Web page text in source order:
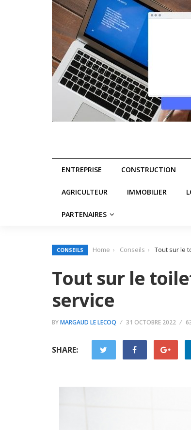
ENTREPRISE CONSTRUCTION
AGRICULTEUR IMMOBILIER
PARTENAIRES
CONSEILS Home Conseils Tout sur le
Tout sur le
service
BYMARGAUD LE LECOQ 31 OCTOBRE 2022
SHARE: